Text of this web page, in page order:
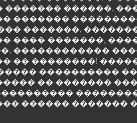
������� ������,
�������
�������,
���� �������,
������������
�� ��������!
����������
�� �������
������ �������